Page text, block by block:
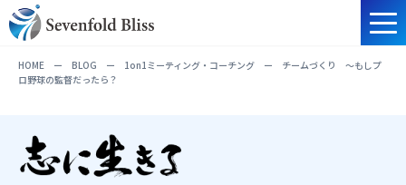
HOME ー BLOG ー 1on1ミーティング・コーチング ー チームづくり 〜もしプ
ロ野球の監督だったら？